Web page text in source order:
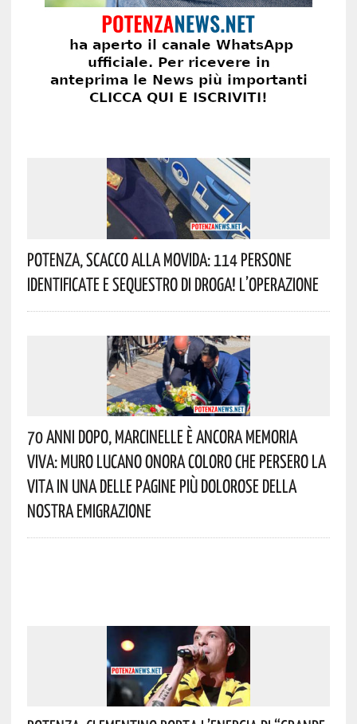
Potenza, Scacco Alla Movida: 114 Persone
Identificate E Sequestro Di Droga! L’operazione
70 Anni Dopo, Marcinelle È Ancora Memoria
Viva: Muro Lucano Onora Coloro Che Persero La
Vita In Una Delle Pagine Più Dolorose Della
Nostra Emigrazione